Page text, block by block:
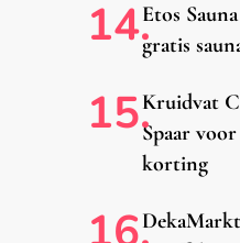
Etos
gratis
Kruidvat
Spaar
korting